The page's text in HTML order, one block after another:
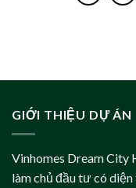
GIỚI THIỆU DỰ ÁN
Vinhomes Dream City
làm chủ đầu tư có